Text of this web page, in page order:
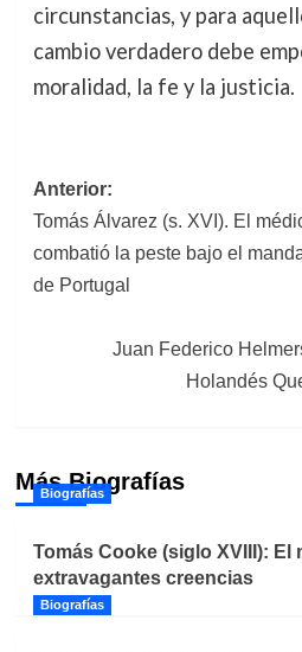
circunstancias, y para
cambio verdadero debe
moralidad, la fe y la justicia.
Navegación
de
entradas
Anterior:
Tomás Álvarez (s. XVI). El
combatió la peste bajo el
de Portugal
Juan Federico
Holandés
Más Biografías
Biografías
Tomás Cooke (siglo XVIII):
extravagantes creencias
Biografías